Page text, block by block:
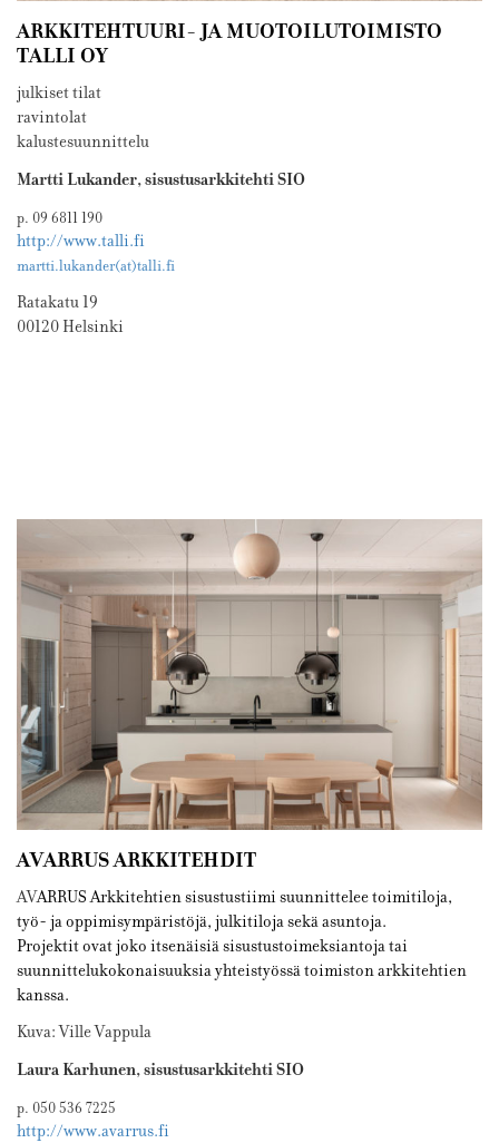
ARKKITEHTUURI- JA MUOTOILUTOIMISTO
TALLI OY
julkiset tilat
ravintolat
kalustesuunnittelu
Martti Lukander, sisustusarkkitehti SIO
p. 09 6811 190
http://www.talli.fi
martti.lukander(at)talli.fi
Ratakatu 19
00120 Helsinki
AVARRUS ARKKITEHDIT
AVARRUS Arkkitehtiensisustustiimisuunnitteleetoimitiloja,
työ- jaoppimisympäristöjä, julkitilojasekäasuntoja.
Projektitovat joko itsenäisiäsisustustoimeksiantojatai
suunnittelukokonaisuuksia yhteistyössätoimiston arkkitehtien
kanssa.
Kuva: Ville Vappula
Laura Karhunen, sisustusarkkitehti SIO
p. 050 536 7225
http://www.avarrus.fi